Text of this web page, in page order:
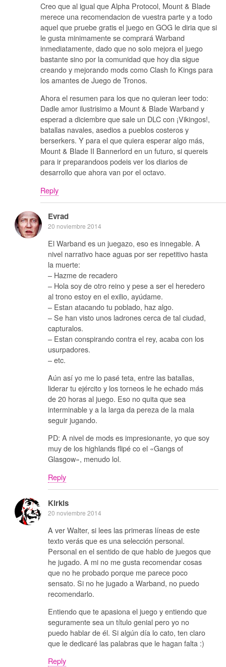
Creo que al igual que Alpha Protocol, Mount & Blade
merece una recomendacion de vuestra parte y a todo
aquel que pruebe gratis el juego en GOG le diria que si
le gusta minimamente se comprará Warband
inmediatamente, dado que no solo mejora el juego
bastante sino por la comunidad que hoy dia sigue
creando y mejorando mods como Clash fo Kings para
los amantes de Juego de Tronos.
Ahora el resumen para los que no quieran leer todo:
Dadle amor ilustrisimo a Mount & Blade Warband y
esperad a diciembre que sale un DLC con ¡Vikingos!,
batallas navales, asedios a pueblos costeros y
berserkers. Y para el que quiera esperar algo más,
Mount & Blade II Bannerlord en un futuro, si quereis
para ir preparandoos podeis ver los diarios de
desarrollo que ahora van por el octavo.
Reply
Evrad
20 noviembre 2014
El Warband es un juegazo, eso es innegable. A
nivel narrativo hace aguas por ser repetitivo hasta
la muerte:
– Hazme de recadero
– Hola soy de otro reino y pese a ser el heredero
al trono estoy en el exilio, ayúdame.
– Estan atacando tu poblado, haz algo.
– Se han visto unos ladrones cerca de tal ciudad,
capturalos.
– Estan conspirando contra el rey, acaba con los
usurpadores.
– etc.
Aún así yo me lo pasé teta, entre las batallas,
liderar tu ejército y los torneos le he echado más
de 20 horas al juego. Eso no quita que sea
interminable y a la larga da pereza de la mala
seguir jugando.
PD: A nivel de mods es impresionante, yo que soy
muy de los highlands flipé co el «Gangs of
Glasgow», menudo lol.
Reply
Kirkis
20 noviembre 2014
A ver Walter, si lees las primeras líneas de este
texto verás que es una selección personal.
Personal en el sentido de que hablo de juegos que
he jugado. A mi no me gusta recomendar cosas
que no he probado porque me parece poco
sensato. Si no he jugado a Warband, no puedo
recomendarlo.
Entiendo que te apasiona el juego y entiendo que
seguramente sea un título genial pero yo no
puedo hablar de él. Si algún día lo cato, ten claro
que le dedicaré las palabras que le hagan falta :)
Reply